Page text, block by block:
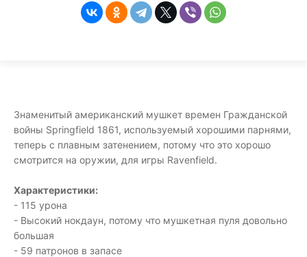
Знаменитый американский мушкет времен Гражданской
войны Springfield 1861, используемый хорошими парнями,
теперь с плавным затенением, потому что это хорошо
смотрится на оружии, для игры Ravenfield.
Характеристики:
- 115 урона
- Высокий нокдаун, потому что мушкетная пуля довольно
большая
- 59 патронов в запасе